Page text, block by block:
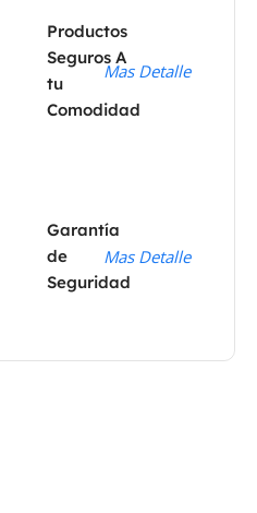
Productos
Seguros A
tu
Comodidad
Mas Detalle
Garantía
de
Seguridad
Mas Detalle